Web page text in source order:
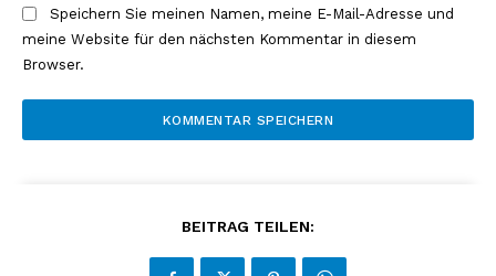
Speichern Sie meinen Namen, meine E-Mail-Adresse und
meine Website für den nächsten Kommentar in diesem
Browser.
BEITRAG TEILEN: